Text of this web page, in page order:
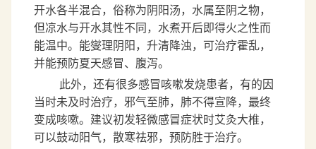
开水各半混合，俗称为阴阳汤，水属至阴之物，
但凉水与开水其性不同，水煮开后即得火之性而
能温中。能燮理阴阳，升清降浊，可治疗霍乱，
并能预防夏天感冒、腹泻。
此外，还有很多感冒咳嗽发烧患者，有的因
当时未及时治疗，邪气至肺，肺不得宣降，最终
变成咳嗽。建议初发轻微感冒症状时艾灸大椎，
可以鼓动阳气，散寒祛邪，预防胜于治疗。